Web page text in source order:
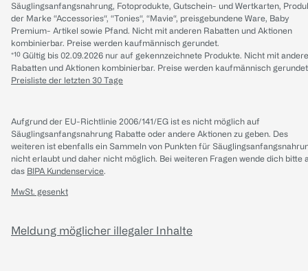
Säuglingsanfangsnahrung, Fotoprodukte, Gutschein- und Wertkarten,
der Marke “Accessories“, “Tonies“, “Mavie“, preisgebundene Ware, Baby
Premium- Artikel sowie Pfand. Nicht mit anderen Rabatten und Aktionen
kombinierbar. Preise werden kaufmännisch gerundet.
*¹⁰ Gültig bis 02.09.2026 nur auf gekennzeichnete Produkte. Nicht mit
Rabatten und Aktionen kombinierbar. Preise werden kaufmännisch
Preisliste der letzten 30 Tage
Aufgrund der EU-Richtlinie 2006/141/EG ist es nicht möglich auf
Säuglingsanfangsnahrung Rabatte oder andere Aktionen zu geben. Des
weiteren ist ebenfalls ein Sammeln von Punkten für
nicht erlaubt und daher nicht möglich. Bei weiteren Fragen wende dich bitte
das BIPA Kundenservice.
MwSt. gesenkt
Meldung möglicher illegaler Inhalte